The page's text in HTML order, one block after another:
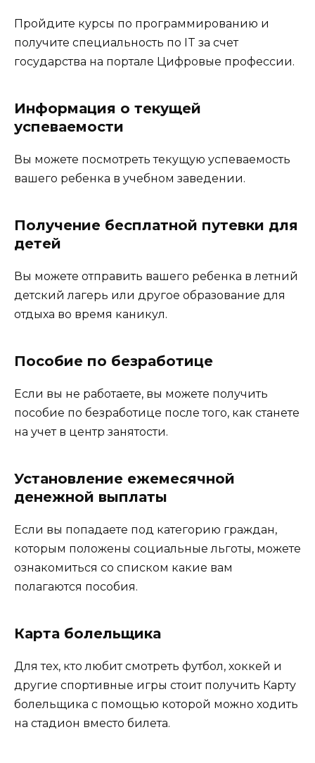
Пройдите курсы по программированию и
получите специальность по IT за счет
государства на портале Цифровые профессии.
Информация о текущей
успеваемости
Вы можете посмотреть текущую успеваемость
вашего ребенка в учебном заведении.
Получение бесплатной путевки для
детей
Вы можете отправить вашего ребенка в летний
детский лагерь или другое образование для
отдыха во время каникул.
Пособие по безработице
Если вы не работаете, вы можете получить
пособие по безработице после того, как станете
на учет в центр занятости.
Установление ежемесячной
денежной выплаты
Если вы попадаете под категорию граждан,
которым положены социальные льготы, можете
ознакомиться со списком какие вам
полагаются пособия.
Карта болельщика
Для тех, кто любит смотреть футбол, хоккей и
другие спортивные игры стоит получить Карту
болельщика с помощью которой можно ходить
на стадион вместо билета.